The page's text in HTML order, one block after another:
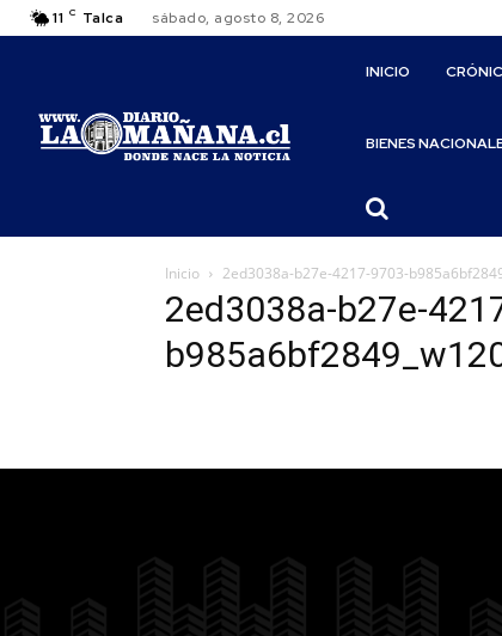
11 C Talca sábado, agosto 8, 2026
INICIO
BIENES
Inicio 2ed3038a-b27e-4217-9703-
2ed3038a-b27e-